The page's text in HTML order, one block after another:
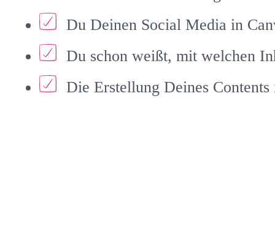
Du Deinen Social Media in
Du schon weißt, mit welchen
Die Erstellung Deines